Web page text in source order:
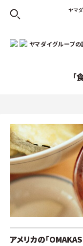
ヤマ
ヤマダイグループ
「
アメリカの「